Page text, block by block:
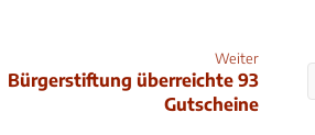
Weiter
Bürgerstiftung überreichte 93
Gutscheine